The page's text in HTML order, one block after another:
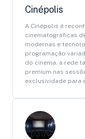
Cinépolis
A Cinépolis é
cinematográficas
modernas e
programação
do cinema, a rede
premium nas
exclusividade para